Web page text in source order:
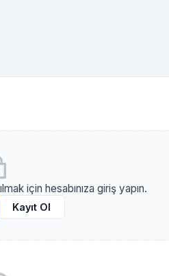
için hesabınıza giriş yapın.
Kayıt Ol